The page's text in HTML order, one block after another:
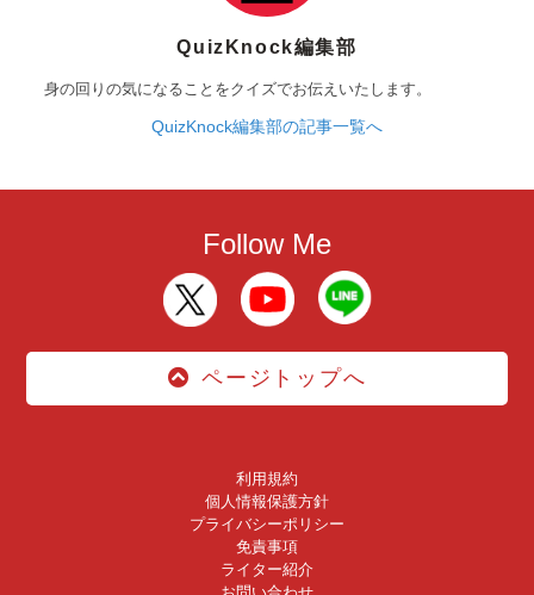
QuizKnock編集部
身の回りの気になることをクイズでお伝えいたします。
QuizKnock編集部の記事一覧へ
Follow Me
ページトップへ
利用規約
個人情報保護方針
プライバシーポリシー
免責事項
ライター紹介